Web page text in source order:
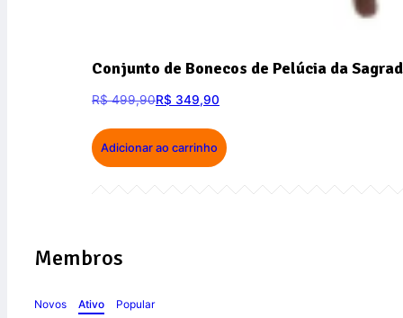
Conjunto de Bonecos de Pelúcia da
R$499,90R$ 349,90
Adicionar ao carrinho
Membros
Novos Ativo Popular